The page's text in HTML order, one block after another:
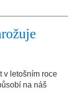
v letošním roce
na náš